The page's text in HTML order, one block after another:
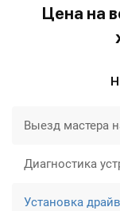
Цена на
Выезд мастера
Диагностика
Установка